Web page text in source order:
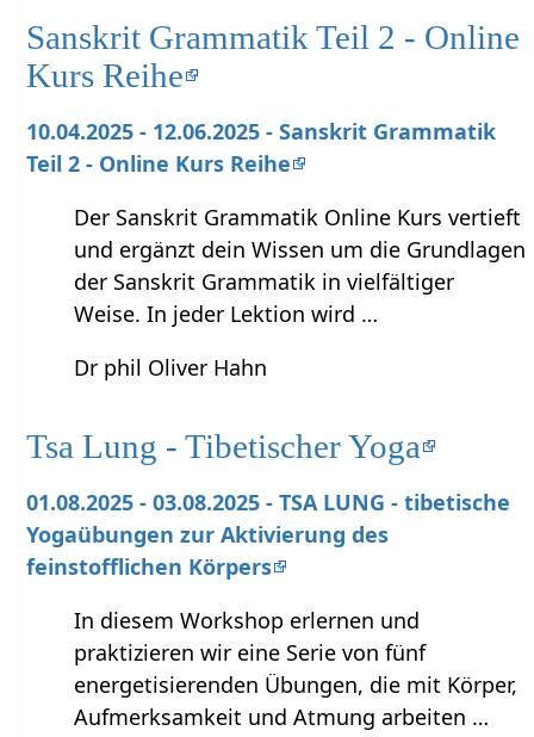
Sanskrit Grammatik Teil 2 - Online
Kurs Reihe
10.04.2025 - 12.06.2025 - Sanskrit Grammatik
Teil 2 - Online Kurs Reihe
Der Sanskrit Grammatik Online Kurs vertieft
und ergänzt dein Wissen um die Grundlagen
der Sanskrit Grammatik in vielfältiger
Weise. In jeder Lektion wird …
Dr phil Oliver Hahn
Tsa Lung - Tibetischer Yoga
01.08.2025 - 03.08.2025 - TSA LUNG - tibetische
Yogaübungen zur Aktivierung des
feinstofflichen Körpers
In diesem Workshop erlernen und
praktizieren wir eine Serie von fünf
energetisierenden Übungen, die mit Körper,
Aufmerksamkeit und Atmung arbeiten …